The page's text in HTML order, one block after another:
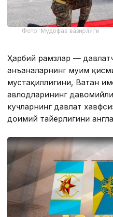
Фото: Мудофаа вазирлиги
Ҳарбий рамзлар —
анъаналарнинг муҳим
мустақиллигини, Ватан
авлодларининг
кучларнинг давлат
доимий тайёрлигини